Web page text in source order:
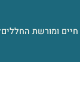
חיים ומורשת החללים